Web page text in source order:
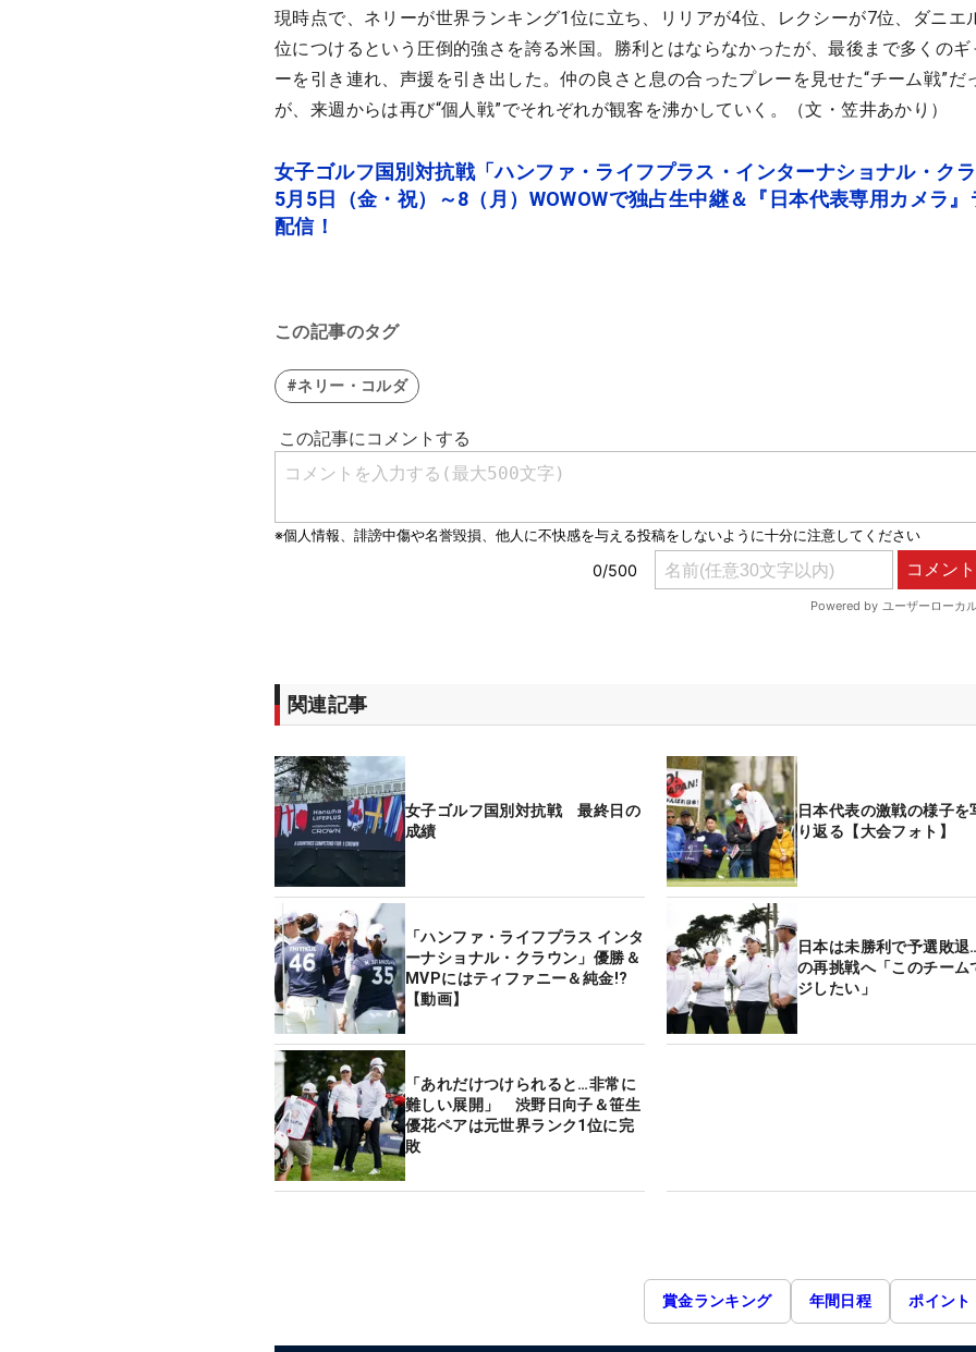
現時点で、ネリーが世界ランキング1位に立ち、リリアが4位、レクシーが7位、ダニエ
位につけるという圧倒的強さを誇る米国。勝利とはならなかったが、最後まで多くのギ
ーを引き連れ、声援を引き出した。仲の良さと息の合ったプレーを見せた“チーム戦”だ
が、来週からは再び“個人戦”でそれぞれが観客を沸かしていく。（文・笠井あかり）
女子ゴルフ国別対抗戦「ハンファ・ライフプラス・インターナショナル・ク
5月5日（金・祝）～8（月）WOWOWで独占生中継＆『日本代表専用カメラ』
配信！
この記事のタグ
#ネリー・コルダ
関連記事
女子ゴルフ国別対抗戦 最終日の
成績
日本代表の激戦の様子を
り返る【大会フォト】
「ハンファ・ライフプラス インタ
ーナショナル・クラウン」優勝＆
MVPにはティファニー＆純金!?
【動画】
日本は未勝利で予選敗
の再挑戦へ「このチーム
ジしたい」
「あれだけつけられると…非常に
難しい展開」 渋野日向子＆笹生
優花ペアは元世界ランク1位に完
敗
賞金ランキング 年間日程 ポイント